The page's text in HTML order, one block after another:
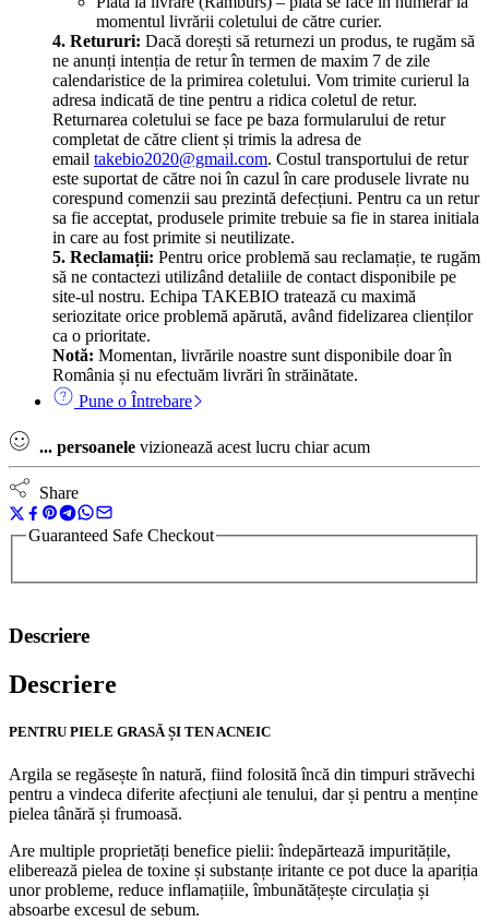
momentul livrării coletului de către curier.
4. Retururi: Dacă dorești să returnezi un produs, te rugăm să
ne anunți intenția de retur în termen de maxim 7 de zile
calendaristice de la primirea coletului. Vom trimite curierul la
adresa indicată de tine pentru a ridica coletul de retur.
Returnarea coletului se face pe baza formularului de retur
completat de către client și trimis la adresa de
email takebio2020@gmail.com. Costul transportului de retur
este suportat de către noi în cazul în care produsele livrate nu
corespund comenzii sau prezintă defecțiuni. Pentru ca un retur
sa fie acceptat, produsele primite trebuie sa fie in starea initiala
in care au fost primite si neutilizate.
5. Reclamații: Pentru orice problemă sau reclamație, te rugăm
să ne contactezi utilizând detaliile de contact disponibile pe
site-ul nostru. Echipa TAKEBIO tratează cu maximă
seriozitate orice problemă apărută, având fidelizarea clienților
ca o prioritate.
Notă: Momentan, livrările noastre sunt disponibile doar în
România și nu efectuăm livrări în străinătate.
Pune o Întrebare
... persoanele vizionează acest lucru chiar acum
Share
Guaranteed Safe Checkout
Descriere
Descriere
PENTRU PIELE GRASĂ ȘI TEN ACNEIC
Argila se regăsește în natură, fiind folosită încă din timpuri străvechi
pentru a vindeca diferite afecțiuni ale tenului, dar și pentru a menține
pielea tânără și frumoasă.
Are multiple proprietăți benefice pielii: îndepărtează impuritățile,
eliberează pielea de toxine și substanțe iritante ce pot duce la apariția
unor probleme, reduce inflamațiile, îmbunătățește circulația și
absoarbe excesul de sebum.